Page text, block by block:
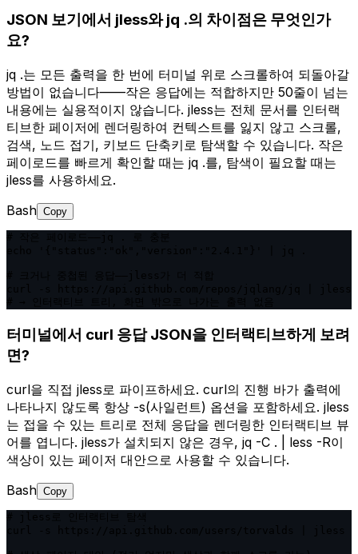
JSON 보기에서 jless와 jq .의 차이점은 무엇인가
요?
jq .는 모든 출력을 한 번에 터미널 위로 스크롤하여 되돌아갈
방법이 없습니다——작은 응답에는 적합하지만 50줄이 넘는
내용에는 실용적이지 않습니다. jless는 전체 문서를 인터랙
티브한 페이저에 렌더링하여 컨텍스트를 잃지 않고 스크롤,
검색, 노드 접기, 키보드 단축키로 탐색할 수 있습니다. 작은
페이로드를 빠르게 확인할 때는 jq .를, 탐색이 필요할 때는
jless를 사용하세요.
Bash Copy
터미널에서 curl 응답 JSON을 인터랙티브하게 보려
면?
curl을 직접 jless로 파이프하세요. curl의 진행 바가 출력에
나타나지 않도록 항상 -s(사일런트) 옵션을 포함하세요. jless
는 접을 수 있는 트리로 전체 응답을 렌더링한 인터랙티브 뷰
어를 엽니다. jless가 설치되지 않은 경우, jq -C . | less -R이
색상이 있는 페이저 대안으로 사용할 수 있습니다.
Bash Copy